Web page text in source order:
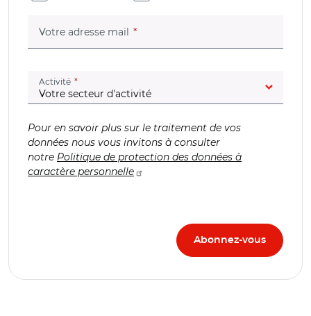
Votre adresse mail (champ obligatoire)
Activité (champ obligatoire)
Pour en savoir plus sur le traitement de vos
données nous vous invitons à consulter
notre Politique de protection des données à
caractère personnelle